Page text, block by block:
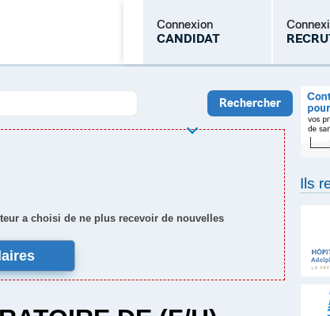
Connexion
CANDIDAT
Mot de passe
a choisi de ne plus recevoir de nouvelles
Ils